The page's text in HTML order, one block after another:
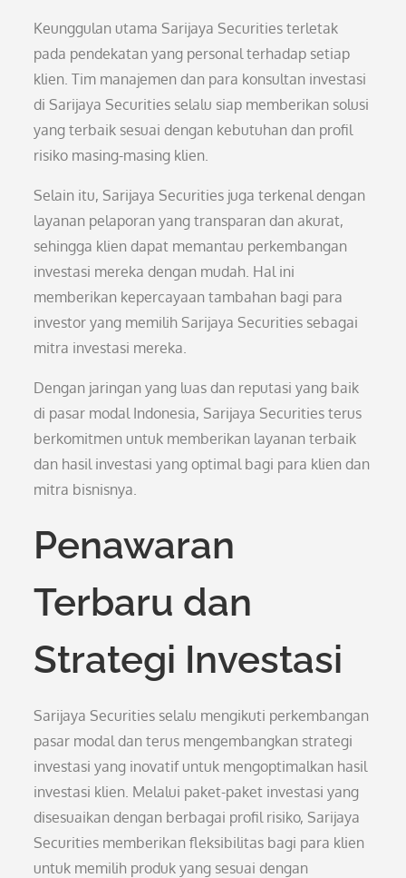
Keunggulan utama Sarijaya Securities terletak
pada pendekatan yang personal terhadap setiap
klien. Tim manajemen dan para konsultan investasi
di Sarijaya Securities selalu siap memberikan solusi
yang terbaik sesuai dengan kebutuhan dan profil
risiko masing-masing klien.
Selain itu, Sarijaya Securities juga terkenal dengan
layanan pelaporan yang transparan dan akurat,
sehingga klien dapat memantau perkembangan
investasi mereka dengan mudah. Hal ini
memberikan kepercayaan tambahan bagi para
investor yang memilih Sarijaya Securities sebagai
mitra investasi mereka.
Dengan jaringan yang luas dan reputasi yang baik
di pasar modal Indonesia, Sarijaya Securities terus
berkomitmen untuk memberikan layanan terbaik
dan hasil investasi yang optimal bagi para klien dan
mitra bisnisnya.
Penawaran
Terbaru dan
Strategi Investasi
Sarijaya Securities selalu mengikuti perkembangan
pasar modal dan terus mengembangkan strategi
investasi yang inovatif untuk mengoptimalkan hasil
investasi klien. Melalui paket-paket investasi yang
disesuaikan dengan berbagai profil risiko, Sarijaya
Securities memberikan fleksibilitas bagi para klien
untuk memilih produk yang sesuai dengan